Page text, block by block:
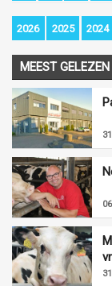
2026 2025 2024
MEEST GELEZEN